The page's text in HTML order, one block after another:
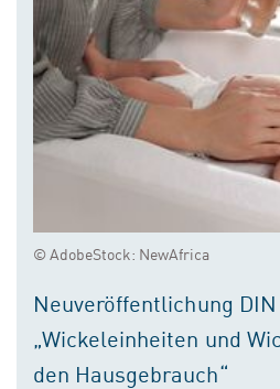
© AdobeStock: NewAfrica
Neuveröffentlichung DIN
„Wickeleinheiten und
den Hausgebrauch“